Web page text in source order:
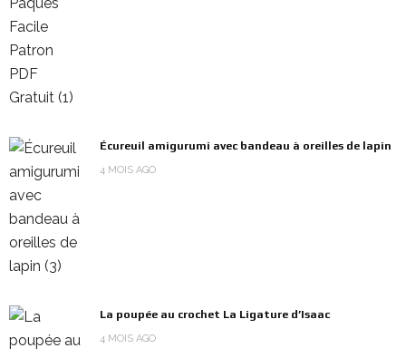
Écureuil amigurumi avec bandeau à oreilles de lapin
4 MOIS AGO
La poupée au crochet La Ligature d’Isaac
4 MOIS AGO